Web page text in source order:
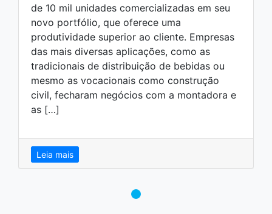
de 10 mil unidades comercializadas em seu
novo portfólio, que oferece uma
produtividade superior ao cliente. Empresas
das mais diversas aplicações, como as
tradicionais de distribuição de bebidas ou
mesmo as vocacionais como construção
civil, fecharam negócios com a montadora e
as […]
Leia mais